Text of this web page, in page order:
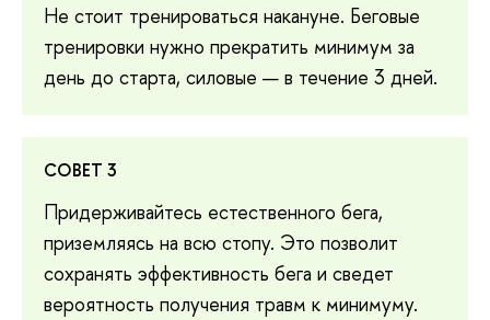
Не стоит тренироваться накануне. Беговые
тренировки нужно прекратить минимум за
день до старта, силовые — в течение 3 дней.
СОВЕТ 3
Придерживайтесь естественного бега,
приземляясь на всю стопу. Это позволит
сохранять эффективность бега и сведет
вероятность получения травм к минимуму.